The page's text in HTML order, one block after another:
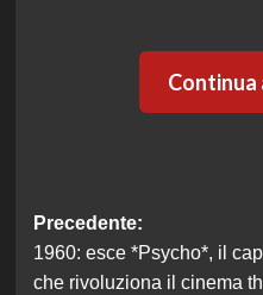
Continua
Navigazione
articolo
Precedente:
1960: esce *Psycho*, il
che rivoluziona il cinema